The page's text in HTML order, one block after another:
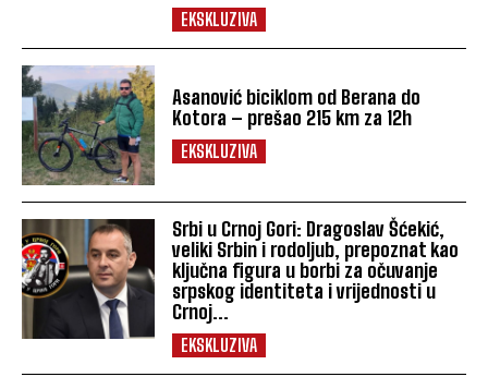
EKSKLUZIVA
Asanović biciklom od Berana do
Kotora – prešao 215 km za 12h
EKSKLUZIVA
Srbi u Crnoj Gori: Dragoslav Šćekić,
veliki Srbin i rodoljub, prepoznat kao
ključna figura u borbi za očuvanje
srpskog identiteta i vrijednosti u
Crnoj...
EKSKLUZIVA